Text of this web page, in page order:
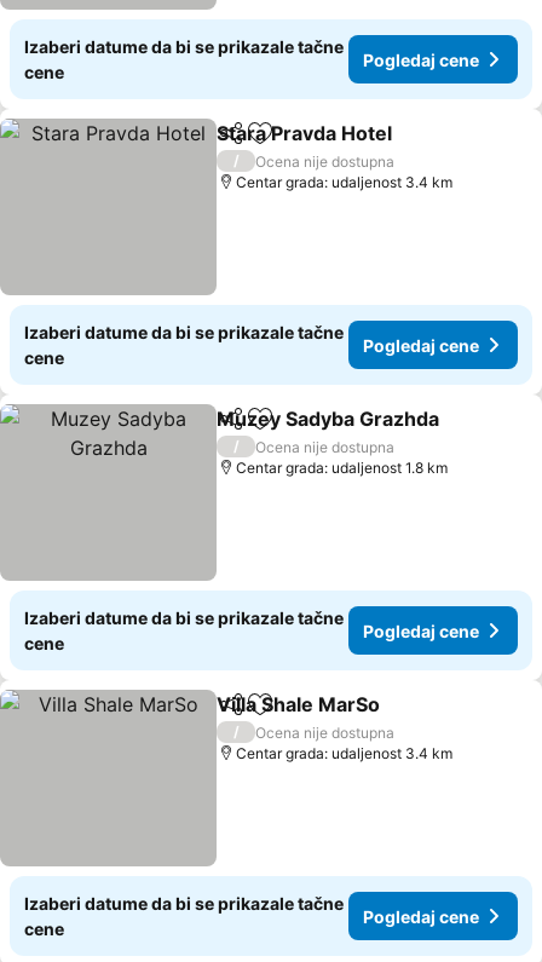
Izaberi datume da bi se prikazale tačne
cene
Pogledaj cene
Deli Dodati u favorite
Stara Pravda Hotel
/
Ocena nije dostupna
Centar grada: udaljenost 3.4 km
Izaberi datume da bi se prikazale tačne
cene
Pogledaj cene
Deli Dodati u favorite
Muzey Sadyba Grazhda
/
Ocena nije dostupna
Centar grada: udaljenost 1.8 km
Izaberi datume da bi se prikazale tačne
cene
Pogledaj cene
Deli Dodati u favorite
Villa Shale MarSo
/
Ocena nije dostupna
Centar grada: udaljenost 3.4 km
Izaberi datume da bi se prikazale tačne
cene
Pogledaj cene